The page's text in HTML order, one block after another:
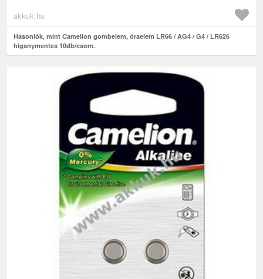
akkuk.hu
Hasonlók, mint Camelion gombelem, óraelem LR66 / AG4 / G4 / LR626
higanymentes 10db/csom.